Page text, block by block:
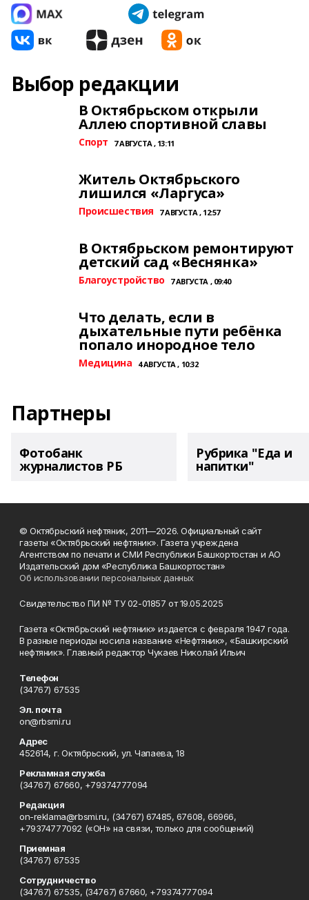
Выбор редакции
В Октябрьском открыли
Аллею спортивной славы
Спорт 7 АВГУСТА , 13:11
Житель Октябрьского
лишился «Ларгуса»
Происшествия 7 АВГУСТА , 12:57
В Октябрьском ремонтируют
детский сад «Веснянка»
Благоустройство 7 АВГУСТА , 09:40
Что делать, если в
дыхательные пути ребёнка
попало инородное тело
Медицина 4 АВГУСТА , 10:32
Партнеры
Фотобанк
журналистов РБ
Рубрика "Еда и
напитки"
© Октябрьский нефтяник, 2011—2026. Официальный сайт
газеты «Октябрьский нефтяник». Газета учреждена
Агентством по печати и СМИ Республики Башкортостан и АО
Издательский дом «Республика Башкортостан»
Об использовании персональных данных
Свидетельство ПИ № ТУ 02-01857 от 19.05.2025
Газета «Октябрьский нефтяник» издается с февраля 1947 года.
В разные периоды носила название «Нефтяник», «Башкирский
нефтяник». Главный редактор Чукаев Николай Ильич
Телефон
(34767) 67535
Эл. почта
on@rbsmi.ru
Адрес
452614, г. Октябрьский, ул. Чапаева, 18
Рекламная служба
(34767) 67660, +79374777094
Редакция
on-reklama@rbsmi.ru, (34767) 67485, 67608, 66966,
+79374777092 («ОН» на связи, только для сообщений)
Приемная
(34767) 67535
Сотрудничество
(34767) 67535, (34767) 67660, +79374777094